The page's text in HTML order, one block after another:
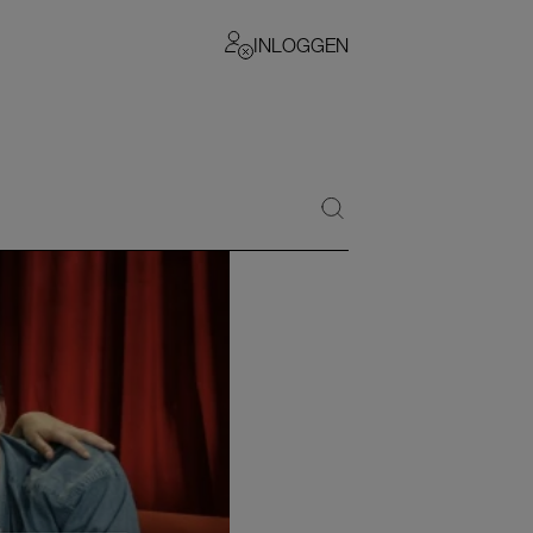
INLOGGEN